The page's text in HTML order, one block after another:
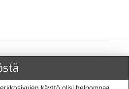
toimitustavat